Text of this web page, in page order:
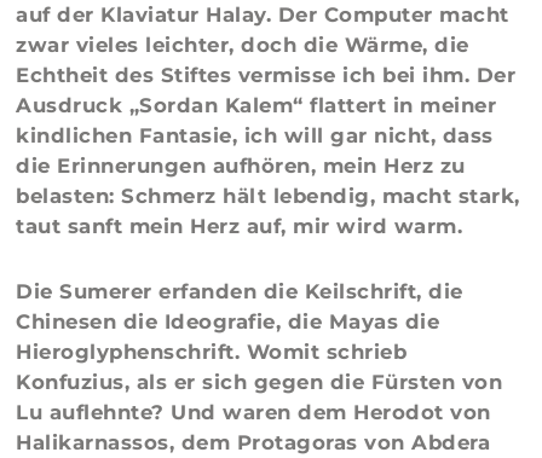
auf der Klaviatur Halay. Der Computer macht
zwar vieles leichter, doch die Wärme, die
Echtheit des Stiftes vermisse ich bei ihm. Der
Ausdruck „Sordan Kalem“ flattert in meiner
kindlichen Fantasie, ich will gar nicht, dass
die Erinnerungen aufhören, mein Herz zu
belasten: Schmerz hält lebendig, macht stark,
taut sanft mein Herz auf, mir wird warm.
Die Sumerer erfanden die Keilschrift, die
Chinesen die Ideografie, die Mayas die
Hieroglyphenschrift. Womit schrieb
Konfuzius, als er sich gegen die Fürsten von
Lu auflehnte? Und waren dem Herodot von
Halikarnassos, dem Protagoras von Abdera